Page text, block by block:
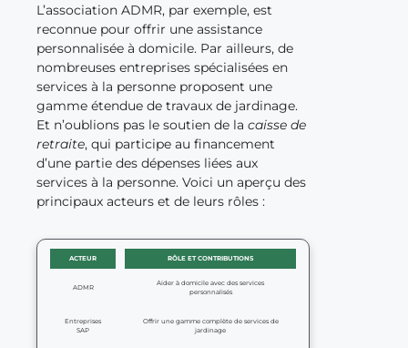
L’association ADMR, par exemple, est
reconnue pour offrir une assistance
personnalisée à domicile. Par ailleurs, de
nombreuses entreprises spécialisées en
services à la personne proposent une
gamme étendue de travaux de jardinage.
Et n’oublions pas le soutien de la caisse de
retraite, qui participe au financement
d’une partie des dépenses liées aux
services à la personne. Voici un aperçu des
principaux acteurs et de leurs rôles :
ACTEUR RÔLE ET CONTRIBUTIONS
ADMR
Aider à domicile avec des services
personnalisés
Entreprises
SAP
Offrir une gamme complète de services de
jardinage